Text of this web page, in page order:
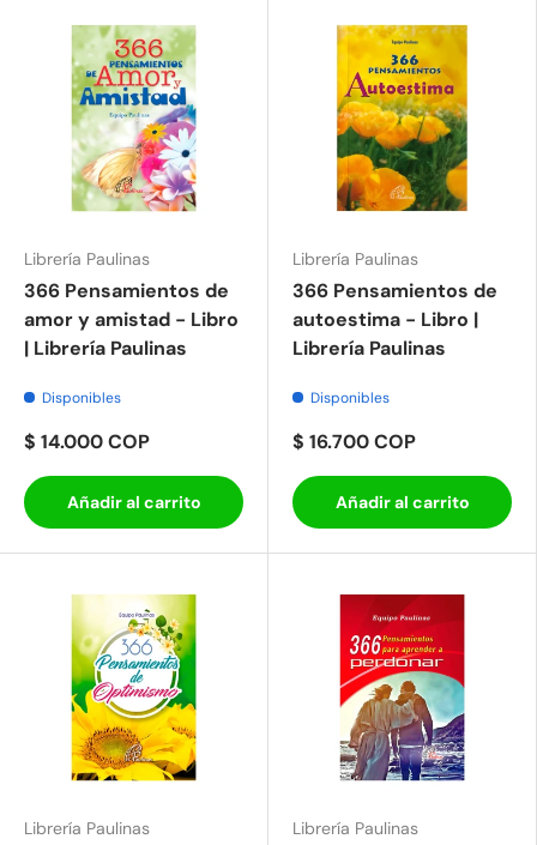
Librería Paulinas
366 Pensamientos de
amor y amistad - Libro
| Librería Paulinas
Disponibles
$ 14.000 COP
Añadir al carrito
Librería Paulinas
366 Pensamientos de
autoestima - Libro |
Librería Paulinas
Disponibles
$ 16.700 COP
Añadir al carrito
Librería Paulinas Librería Paulinas